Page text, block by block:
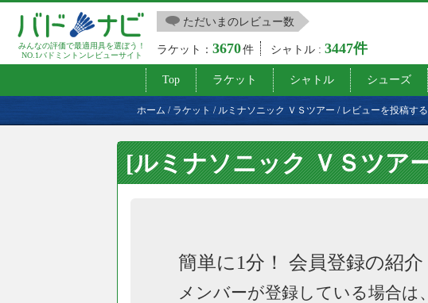
みんなの評価で最適用具を選ぼう！
NO.1バドミントンレビューサイト
ただいまのレビュー数
ラケット：3670件 シャトル :3447件
Top ラケット シャトル シューズ
ホーム / ラケット / ルミナソニック ＶＳツアー / レビューを投稿する
[ルミナソニック ＶＳツア
簡単に1分！ 会員登録の紹介
メンバーが登録している場合